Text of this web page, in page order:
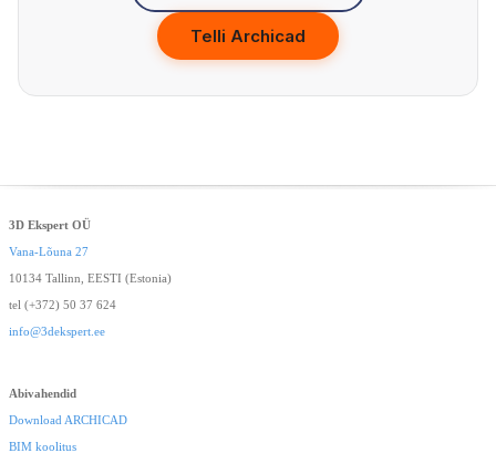
Telli Archicad
3D Ekspert OÜ
Vana-Lõuna 27
10134 Tallinn, EESTI (Estonia)
tel (+372) 50 37 624
info@3dekspert.ee
Abivahendid
Download ARCHICAD
BIM koolitus